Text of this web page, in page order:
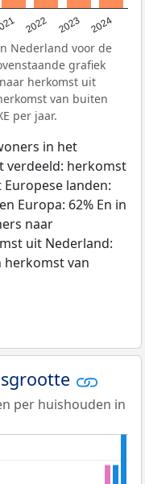
2022 2023 2024
Nederland voor de
grafiek
herkomst uit
van buiten
per jaar.
in het
verdeeld: herkomst
landen:
Europa: 62% En in
naar
uit Nederland:
herkomst van
per huishouden in